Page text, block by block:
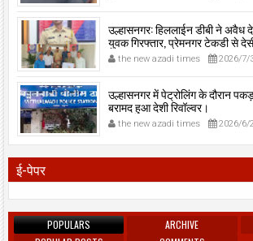
उल्हासनगर: हिललाईन डीबी ने अवैध
युवक गिरफ्तार, प्रेमनगर टेकडी से
जप्त, इलीगल हथियार साथ पकड़ा
पोलीस कोठडी में।
the new azadi times 2026/7/
उल्हासनगर में पेट्रोलिंग के दौरान
बरामद हुआ देशी रिवॉल्वर।
the new azadi times 2026/6/
ई-पेपर
POPULARS
ARCHIVE